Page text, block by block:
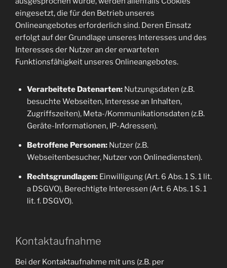
eingesetzt, die für den Betrieb unseres
Onlineangebotes erforderlich sind. Deren Einsatz
erfolgt auf der Grundlage unseres Interesses und des
Interesses der Nutzer an der erwarteten
Funktionsfähigkeit unseres Onlineangebotes.
Verarbeitete Datenarten:Nutzungsdaten (z.B.
besuchte Webseiten, Interesse an Inhalten,
Zugriffszeiten), Meta-/Kommunikationsdaten (z.B.
Geräte-Informationen, IP-Adressen).
Betroffene Personen:Nutzer (z.B.
Webseitenbesucher, Nutzer von Onlinediensten).
Rechtsgrundlagen:Einwilligung (Art. 6 Abs. 1 S. 1 lit.
a DSGVO), Berechtigte Interessen (Art. 6 Abs. 1 S. 1
lit. f. DSGVO).
Kontaktaufnahme
Bei der Kontaktaufnahme mit uns (z.B. per